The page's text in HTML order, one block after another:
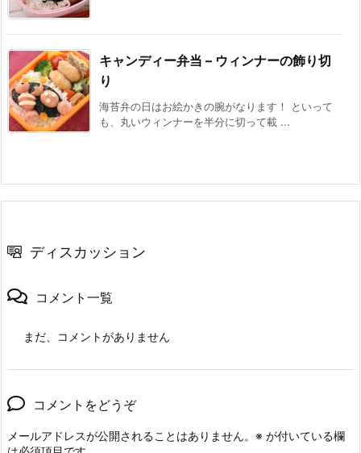
キャンディー弁当 – ウィンナーの飾り切
り
海苔弁の日はお絵かきの腕がなります！ といって
も、丸いウィンナーを半分に切って載 ...
ディスカッション
コメント一覧
まだ、コメントがありません
コメントをどうぞ
メールアドレスが公開されることはありません。 ※ が付いている欄